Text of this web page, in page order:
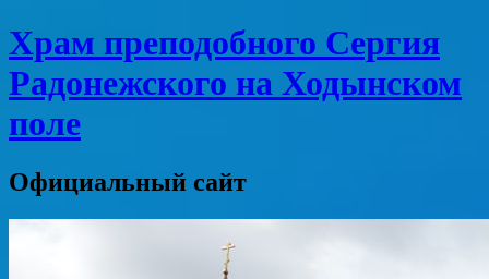
Храм преподобного Сергия
Радонежского на Ходынском
поле
Официальный сайт